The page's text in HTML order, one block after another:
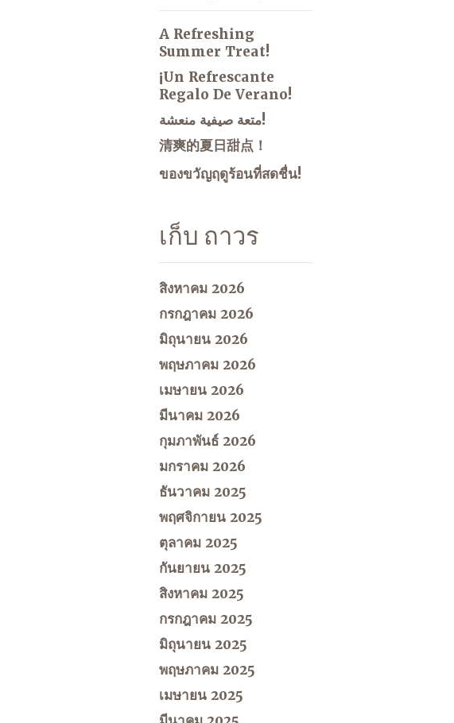
A Refreshing
Summer Treat!
¡Un Refrescante
Regalo De Verano!
متعة صيفية منعشة!
清爽的夏日甜点！
ของขวัญฤดูร้อนที่สดชื่น!
เก็บ ถาวร
สิงหาคม 2026
กรกฎาคม 2026
มิถุนายน 2026
พฤษภาคม 2026
เมษายน 2026
มีนาคม 2026
กุมภาพันธ์ 2026
มกราคม 2026
ธันวาคม 2025
พฤศจิกายน 2025
ตุลาคม 2025
กันยายน 2025
สิงหาคม 2025
กรกฎาคม 2025
มิถุนายน 2025
พฤษภาคม 2025
เมษายน 2025